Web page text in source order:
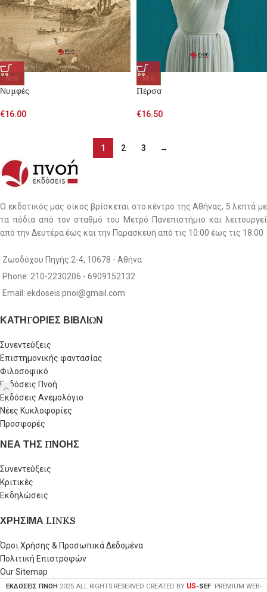
NEO
Νυμφές
€16.00
NEO
Πέρσα
€16.50
1 2 3 →
Ο εκδοτικός μας οίκος βρίσκεται στο κέντρο της Αθήνας, 5 λεπτά με
τα πόδια από τον σταθμό του Μετρό Πανεπιστήμιο και λειτουργεί
από την Δευτέρα έως και την Παρασκευή από τις 10:00 έως τις 18:00
Ζωοδόχου Πηγής 2-4, 10678 - Αθήνα
Phone: 210-2230206 - 6909152132
Email: ekdoseis.pnoi@gmail.com
ΚΑΤΗΓΟΡΙΕΣ ΒΙΒΛΙΩΝ
Συνεντεύξεις
Επιστημονικής φαντασίας
Φιλοσοφικό
Εκδόσεις Πνοή
Εκδόσεις Ανεμολόγιο
Νέες Κυκλοφορίες
Προσφορές
ΝΕΑ ΤΗΣ ΠΝΟΗΣ
Συνεντεύξεις
Κριτικές
Εκδηλώσεις
ΧΡΗΣΙΜΑ LINKS
Όροι Χρήσης & Προσωπικά Δεδομένα
Πολιτική Επιστροφών
Our Sitemap
ΕΚΔΟΣΕΙΣ ΠΝΟΗ 2025 ALL RIGHTS RESERVED CREATED BY US-SEF. PREMIUM WEB-